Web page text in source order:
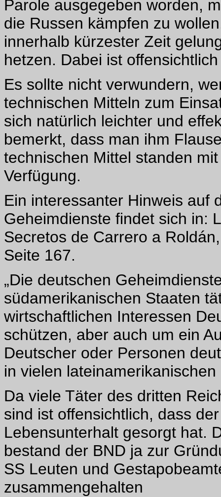
Parole ausgegeben worden,
die Russen kämpfen zu
innerhalb kürzester Zeit
hetzen. Dabei ist
Es sollte nicht verwundern,
technischen Mitteln zum
sich natürlich leichter und
bemerkt, dass man ihm
technischen Mittel standen
Verfügung.
Ein interessanter Hinweis auf
Geheimdienste findet sich in:
Secretos de Carrero a
Seite 167.
„Die deutschen
südamerikanischen Staaten
wirtschaftlichen Interessen
schützen, aber auch um ein
Deutscher oder Personen
in vielen lateinamerikanischen
Da viele Täter des dritten
sind ist offensichtlich, dass
Lebensunterhalt gesorgt hat.
bestand der BND ja zur
SS Leuten und
zusammengehalten